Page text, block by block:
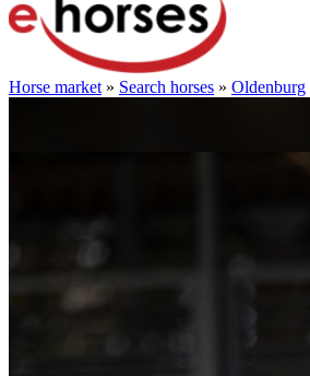
Horse market » Search horses » Oldenburg